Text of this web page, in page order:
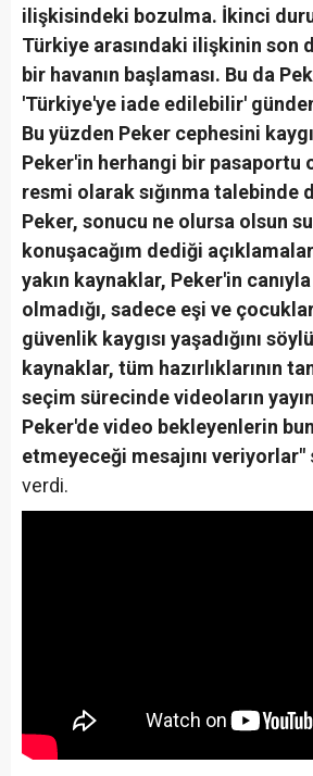
ilişkisindeki bozulma. İkinci
Türkiye arasındaki ilişkinin son
bir havanın başlaması. Bu da
'Türkiye'ye iade edilebilir'
Bu yüzden Peker cephesini
Peker'in herhangi bir pasaportu
resmi olarak sığınma talebinde
Peker, sonucu ne olursa olsun
konuşacağım dediği
yakın kaynaklar, Peker'in canıyla
olmadığı, sadece eşi ve
güvenlik kaygısı yaşadığını
kaynaklar, tüm hazırlıklarının
seçim sürecinde videoların
Peker'de video bekleyenlerin
etmeyeceği mesajını veriyorlar"
verdi.